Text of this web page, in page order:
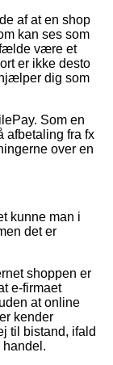
af at en shop
kan ses som
være et
er ikke desto
dig som
Som en
afbetaling fra fx
over en
kunne man i
det er
shoppen er
e-firmaet
at online
kender
til bistand, ifald
handel.